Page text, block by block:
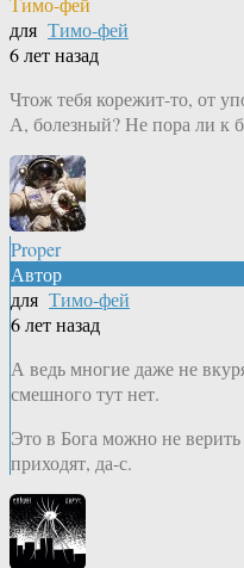
для Тимо-фей
6 лет назад
Чтож тебя корежит-то, от
А, болезный? Не пора ли к
Proper
Автор
для Тимо-фей
6 лет назад
А ведь многие даже не
смешного тут нет.
Это в Бога можно не
приходят, да-с.